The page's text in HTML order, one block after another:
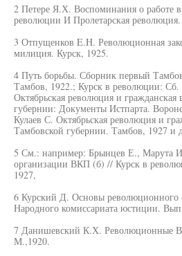
2 Петере Я.Х. Воспоминания о работе
революции И Пролетарская
3 Отпущенков E.H. Революционная
милиция. Курск, 1925.
4 Путь борьбы. Сборник первый
Тамбов, 1922.; Курск в революции: Сб.
Октябрьская революция и
губернии: Документы Истпарта.
Кулаев С. Октябрьская революция и
Тамбовской губернии. Тамбов, 1927 и
5 См.: например: Брынцев Е., Марута
организации ВКП (б) // Курск в
1927,
6 Курский Д. Основы революционного
Народного комиссариата юстиции.
7 Данишевский К.Х. Революционные
М.,1920.